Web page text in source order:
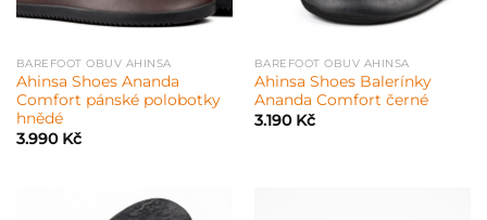
BAREFOOT OBUV AHINSA
Ahinsa Shoes Ananda
Comfort pánské polobotky
hnědé
3.990 Kč
BAREFOOT OBUV AHINSA
Ahinsa Shoes Balerínky
Ananda Comfort černé
3.190 Kč